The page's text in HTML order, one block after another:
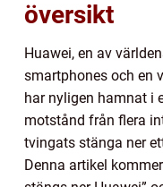
översikt
Huawei, en av
smartphones och en
har nyligen hamnat i
motstånd från flera
tvingats stänga ner
Denna artikel